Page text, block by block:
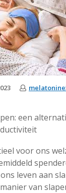
een
voor ons
leven aan
van